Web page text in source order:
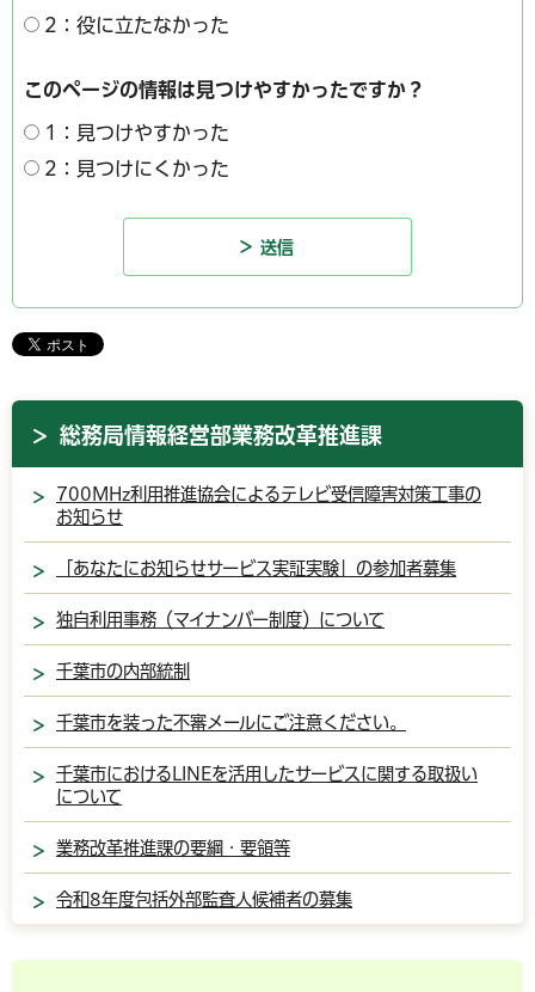
2：役に立たなかった
このページの情報は見つけやすかったですか？
1：見つけやすかった
2：見つけにくかった
総務局情報経営部業務改革推進課
700MHz利用推進協会によるテレビ受信障害対策工事の
お知らせ
「あなたにお知らせサービス実証実験」の参加者募集
独自利用事務（マイナンバー制度）について
千葉市の内部統制
千葉市を装った不審メールにご注意ください。
千葉市におけるLINEを活用したサービスに関する取扱い
について
業務改革推進課の要綱・要領等
令和8年度包括外部監査人候補者の募集